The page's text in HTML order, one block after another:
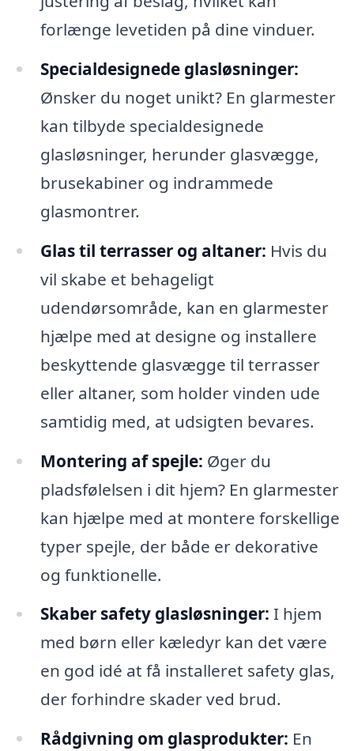
forlænge levetiden på dine vinduer.
Specialdesignede glasløsninger:
Ønsker du noget unikt? En glarmester
kan tilbyde specialdesignede
glasløsninger, herunder glasvægge,
brusekabiner og indrammede
glasmontrer.
Glas til terrasser og altaner: Hvis du
vil skabe et behageligt
udendørsområde, kan en glarmester
hjælpe med at designe og installere
beskyttende glasvægge til terrasser
eller altaner, som holder vinden ude
samtidig med, at udsigten bevares.
Montering af spejle: Øger du
pladsfølelsen i dit hjem? En glarmester
kan hjælpe med at montere forskellige
typer spejle, der både er dekorative
og funktionelle.
Skaber safety glasløsninger: I hjem
med børn eller kæledyr kan det være
en god idé at få installeret safety glas,
der forhindre skader ved brud.
Rådgivning om glasprodukter: En